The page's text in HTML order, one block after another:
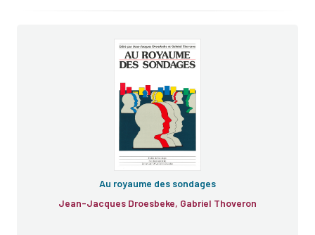
Au royaume des sondages
Jean-Jacques Droesbeke, Gabriel Thoveron